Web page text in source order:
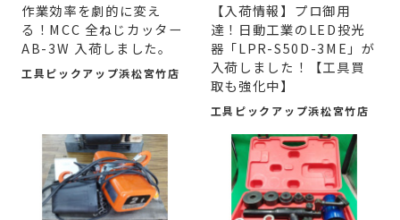
作業効率を劇的に変え
る！MCC 全ねじカッター
AB-3W 入荷しました。
工具ピックアップ浜松宮竹店
【入荷情報】プロ御用
達！日動工業のLED投光
器「LPR-S50D-3ME」が
入荷しました！【工具買
取も強化中】
工具ピックアップ浜松宮竹店